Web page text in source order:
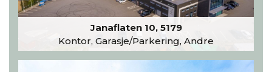
Janaflaten 10, 5179
Kontor, Garasje/Parkering, Andre